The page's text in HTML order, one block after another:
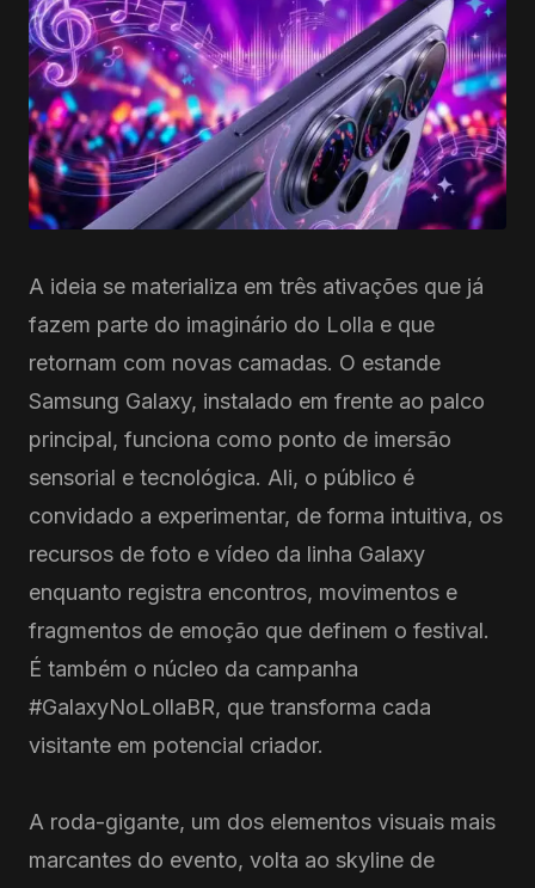
A ideia se materializa em três ativações que já
fazem parte do imaginário do Lolla e que
retornam com novas camadas. O estande
Samsung Galaxy, instalado em frente ao palco
principal, funciona como ponto de imersão
sensorial e tecnológica. Ali, o público é
convidado a experimentar, de forma intuitiva, os
recursos de foto e vídeo da linha Galaxy
enquanto registra encontros, movimentos e
fragmentos de emoção que definem o festival.
É também o núcleo da campanha
#GalaxyNoLollaBR, que transforma cada
visitante em potencial criador.
A roda-gigante, um dos elementos visuais mais
marcantes do evento, volta ao skyline de